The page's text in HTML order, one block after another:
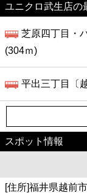
ユニクロ武生店の
芝原四丁目・
(304ｍ)
平出三丁目〔
スポット情報
[住所]福井県越前